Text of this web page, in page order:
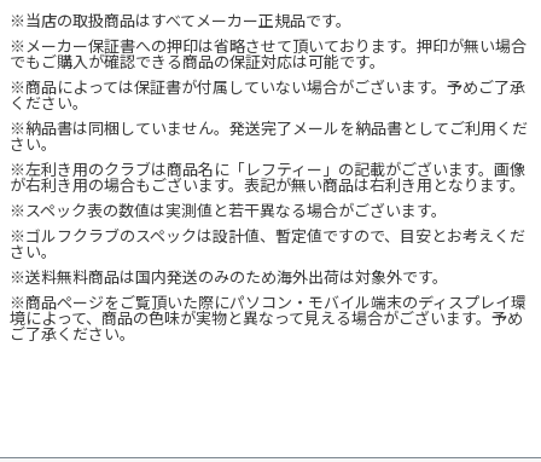
※当店の取扱商品はすべてメーカー正規品です。
※メーカー保証書への押印は省略させて頂いております。押印が無い場合
でもご購入が確認できる商品の保証対応は可能です。
※商品によっては保証書が付属していない場合がございます。予めご了承
ください。
※納品書は同梱していません。発送完了メールを納品書としてご利用くだ
さい。
※左利き用のクラブは商品名に「レフティー」の記載がございます。画像
が右利き用の場合もございます。表記が無い商品は右利き用となります。
※スペック表の数値は実測値と若干異なる場合がございます。
※ゴルフクラブのスペックは設計値、暫定値ですので、目安とお考えくだ
さい。
※送料無料商品は国内発送のみのため海外出荷は対象外です。
※商品ページをご覧頂いた際にパソコン・モバイル端末のディスプレイ環
境によって、商品の色味が実物と異なって見える場合がございます。予め
ご了承ください。